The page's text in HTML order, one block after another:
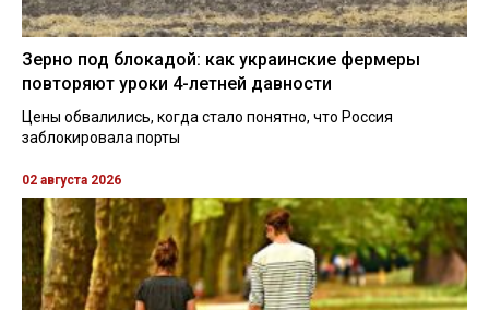
Зерно под блокадой: как украинские фермеры
повторяют уроки 4-летней давности
Цены обвалились, когда стало понятно, что Россия
заблокировала порты
02 августа 2026